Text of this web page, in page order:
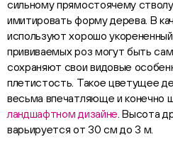
сильному прямостоячему
имитировать форму дерева. В
используют хорошо
прививаемых роз могут быть
сохраняют свои видовые
плетистость. Такое цветущее
весьма впечатляюще и конечно
ландшафтном дизайне. Высота
варьируется от 30 см до 3 м.